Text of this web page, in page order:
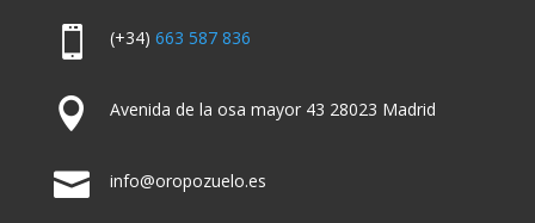
 (+34) 663 587 836
 Avenida de la osa mayor 43 28023 Madrid
 info@oropozuelo.es